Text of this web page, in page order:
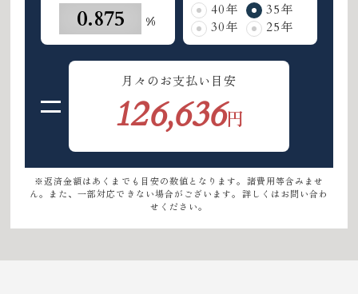
%
40年
35年
30年
25年
月々のお支払い目安
126,636円
※返済金額はあくまでも目安の数値となります。諸費用等含みませ
ん。また、一部対応できない場合がございます。詳しくはお問い合わ
せください。